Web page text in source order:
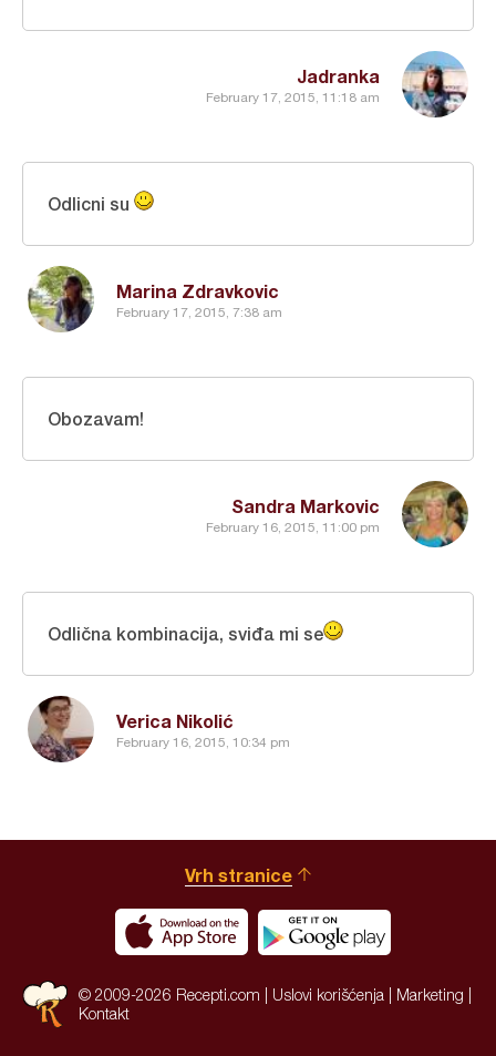
Jadranka
February 17, 2015, 11:18 am
Marina Zdravkovic
February 17, 2015, 7:38 am
Odlicni su
Sandra Markovic
February 16, 2015, 11:00 pm
Obozavam!
Verica Nikolić
February 16, 2015, 10:34 pm
Odlična kombinacija, sviđa mi se
Vrh stranice
© 2009-2026 Recepti.com | Uslovi korišćenja Marketing
Kontakt